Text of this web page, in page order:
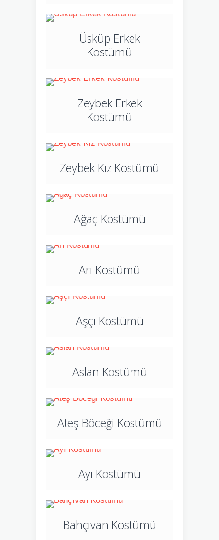
Üsküp Erkek
Kostümü
Zeybek Erkek
Kostümü
Zeybek Kız Kostümü
Ağaç Kostümü
Arı Kostümü
Aşçı Kostümü
Aslan Kostümü
Ateş Böceği Kostümü
Ayı Kostümü
Bahçıvan Kostümü